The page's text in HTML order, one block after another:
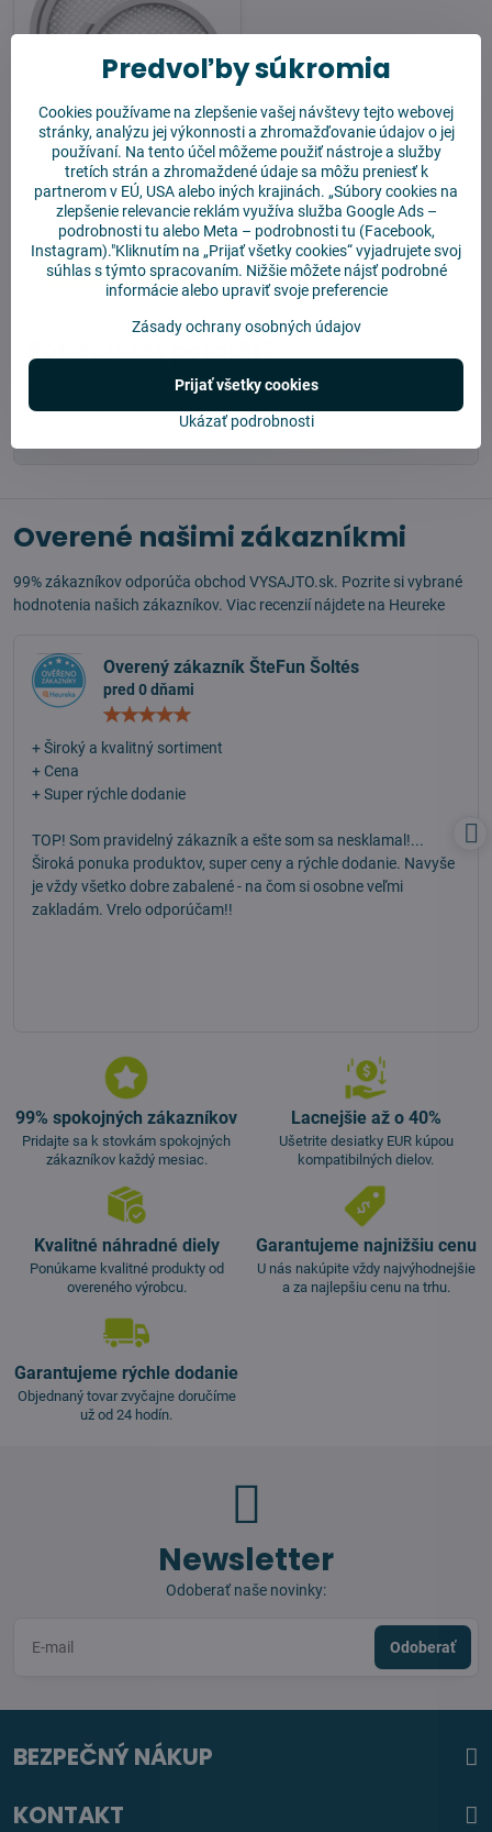
7%
Xiaomi Roborock H6
Filter 2 ks
Skladom
12,90 €
Do košíka
Potrebujete poradiť?
+421 909 212 971
Overené našimi zákazníkmi
99% zákazníkov odporúča obchod VYSAJTO.sk. Pozrite si vybrané
hodnotenia našich zákazníkov. Viac recenzií nájdete na Heureke
Overený zákazník ŠteFun Šoltés
pred 0 dňami
+ Široký a kvalitný sortiment
+ Cena
+ Super rýchle dodanie
TOP! Som pravidelný zákazník a ešte som sa nesklamal!...
Široká ponuka produktov, super ceny a rýchle dodanie. Navyše
je vždy všetko dobre zabalené - na čom si osobne veľmi
zakladám. Vrelo odporúčam!!
99% spokojných zákazníkov
Pridajte sa k stovkám spokojných
zákazníkov každý mesiac.
Lacnejšie až o 40%
Ušetrite desiatky EUR kúpou
kompatibilných dielov.
Kvalitné náhradné diely
Ponúkame kvalitné produkty od
overeného výrobcu.
Garantujeme najnižšiu cenu
U nás nakúpite vždy najvýhodnejšie
a za najlepšiu cenu na trhu.
Garantujeme rýchle dodanie
Objednaný tovar zvyčajne doručíme
už od 24 hodín.
Newsletter
Odoberať naše novinky:
Odoberať
BEZPEČNÝ NÁKUP
KONTAKT
Predvoľby súkromia
Cookies používame na zlepšenie vašej návštevy tejto webovej
stránky, analýzu jej výkonnosti a zhromažďovanie údajov o jej
používaní. Na tento účel môžeme použiť nástroje a služby
tretích strán a zhromaždené údaje sa môžu preniesť k
partnerom v EÚ, USA alebo iných krajinách. „Súbory cookies na
zlepšenie relevancie reklám využíva služba Google Ads –
podrobnosti tu alebo Meta – podrobnosti tu (Facebook,
Instagram)."Kliknutím na „Prijať všetky cookies“ vyjadrujete svoj
súhlas s týmto spracovaním. Nižšie môžete nájsť podrobné
informácie alebo upraviť svoje preferencie
Zásady ochrany osobných údajov
Ukázať podrobnosti
Prijať všetky cookies